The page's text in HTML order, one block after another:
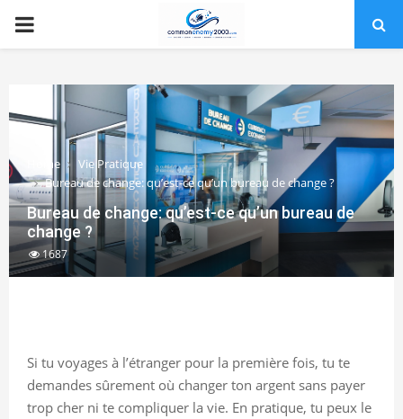
PRIMARY
Home
Vie Pratique
Bureau de change: qu’est-ce qu’un bureau de change ?
Bureau de change: qu’est-ce qu’un bureau de
change ?
1687
Si tu voyages à l’étranger pour la première fois, tu te
demandes sûrement où changer ton argent sans payer
trop cher ni te compliquer la vie. En pratique, tu peux le